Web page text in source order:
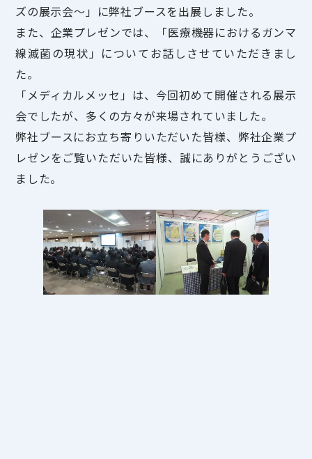
ズの展示会～」に弊社ブースを出展しました。
また、企業プレゼンでは、「医療機器におけるガンマ
線滅菌の現状」についてお話しさせていただきまし
た。
「メディカルメッセ」は、今回初めて開催される展示
会でしたが、多くの方々が来場されていました。
弊社ブースにお立ち寄りいただいた皆様、弊社企業プ
レゼンをご覧いただいた皆様、誠にありがとうござい
ました。